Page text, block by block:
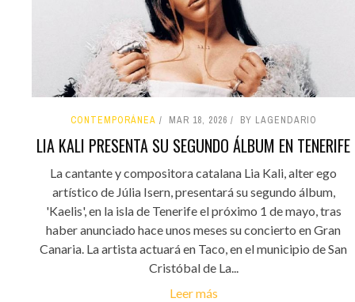
CONTEMPORÁNEA MAR 18, 2026 BY LAGENDARIO
LIA KALI PRESENTA SU SEGUNDO ÁLBUM EN TENERIFE
La cantante y compositora catalana Lia Kali, alter ego
artístico de Júlia Isern, presentará su segundo álbum,
'Kaelis', en la isla de Tenerife el próximo 1 de mayo, tras
haber anunciado hace unos meses su concierto en Gran
Canaria. La artista actuará en Taco, en el municipio de San
Cristóbal de La...
Leer más